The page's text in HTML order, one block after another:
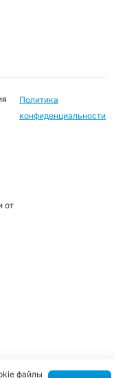
от
Политика
конфиденциальности
файлы